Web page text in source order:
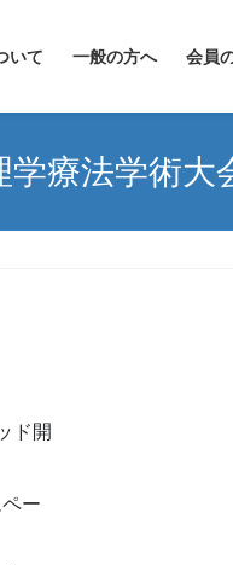
いて 一般の方へ 会員
療法学術大
ド開
ー